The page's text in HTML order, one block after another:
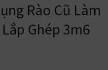
Rào Cũ Làm
Ghép 3m6